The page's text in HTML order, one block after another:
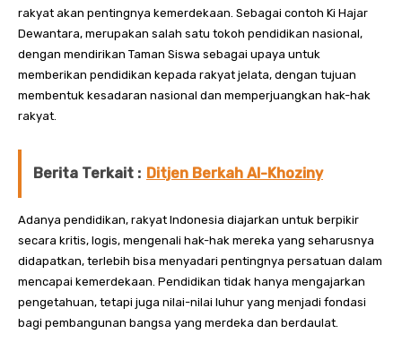
rakyat akan pentingnya kemerdekaan. Sebagai contoh Ki Hajar
Dewantara, merupakan salah satu tokoh pendidikan nasional,
dengan mendirikan Taman Siswa sebagai upaya untuk
memberikan pendidikan kepada rakyat jelata, dengan tujuan
membentuk kesadaran nasional dan memperjuangkan hak-hak
rakyat.
Berita Terkait : Ditjen Berkah Al-Khoziny
Adanya pendidikan, rakyat Indonesia diajarkan untuk berpikir
secara kritis, logis, mengenali hak-hak mereka yang seharusnya
didapatkan, terlebih bisa menyadari pentingnya persatuan dalam
mencapai kemerdekaan. Pendidikan tidak hanya mengajarkan
pengetahuan, tetapi juga nilai-nilai luhur yang menjadi fondasi
bagi pembangunan bangsa yang merdeka dan berdaulat.